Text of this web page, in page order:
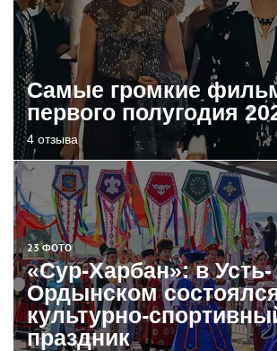
Самые громкие
первого полугодия
4 отзыва
23 ФОТО
«Сур-Харбан»: в Усть-
Ордынском
культурно-
праздник